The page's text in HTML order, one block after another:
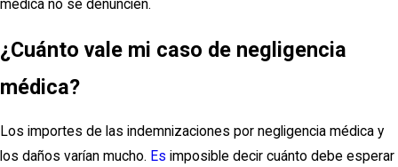
médica no se denuncien.
¿Cuánto vale mi caso de negligencia
médica?
Los importes de las indemnizaciones por negligencia médica y
los daños varían mucho. Es imposible decir cuánto debe esperar